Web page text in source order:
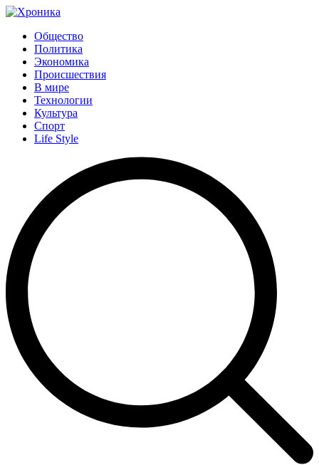
Общество
Политика
Экономика
Происшествия
В мире
Технологии
Культура
Спорт
Life Style